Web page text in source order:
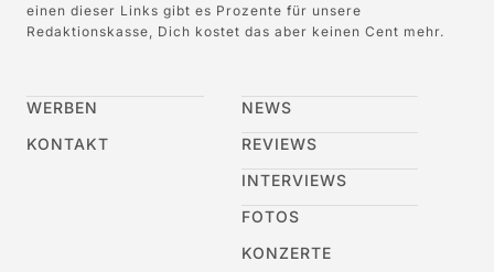
einen dieser Links gibt es Prozente für unsere
Redaktionskasse, Dich kostet das aber keinen Cent mehr.
WERBEN
KONTAKT
NEWS
REVIEWS
INTERVIEWS
FOTOS
KONZERTE